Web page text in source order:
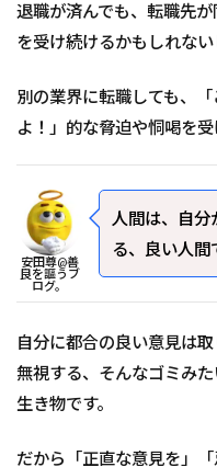
退職が済んでも、転職先
を受け続けるかもしれない
別の業界に転職しても、
よ！」的な脅迫や恫喝を受
安田尊@善
良を謳うブ
ログ。
人間は、自
る、良い人間
自分に都合の良い意見は
無視する、そんなゴミみ
生き物です。
だから「正直な意見を」「